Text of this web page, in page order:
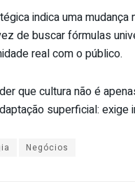
indica uma
de buscar fórmulas
real com o público.
que cultura não é
superficial: exige
Negócios